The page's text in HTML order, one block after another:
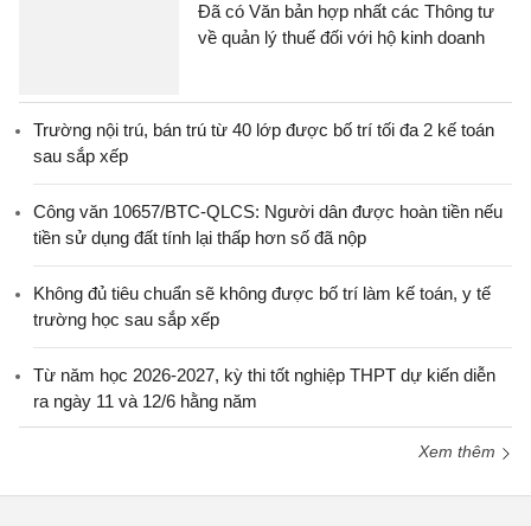
Đã có Văn bản hợp nhất các Thông tư
về quản lý thuế đối với hộ kinh doanh
Trường nội trú, bán trú từ 40 lớp được bố trí tối đa 2 kế toán
sau sắp xếp
Công văn 10657/BTC-QLCS: Người dân được hoàn tiền nếu
tiền sử dụng đất tính lại thấp hơn số đã nộp
Không đủ tiêu chuẩn sẽ không được bố trí làm kế toán, y tế
trường học sau sắp xếp
Từ năm học 2026-2027, kỳ thi tốt nghiệp THPT dự kiến diễn
ra ngày 11 và 12/6 hằng năm
Xem thêm